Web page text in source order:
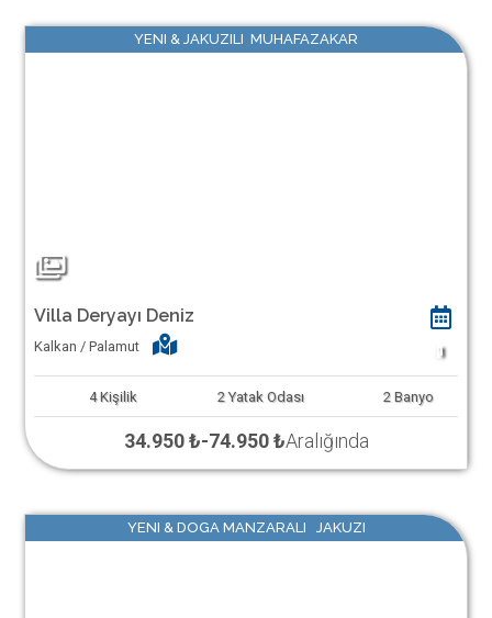
YENI & JAKUZILI MUHAFAZAKAR
Villa Deryayı Deniz
Kalkan / Palamut 1
4 Kişilik 2 Yatak Odası 2 Banyo
34.950 ₺-74.950 ₺Aralığında
YENI & DOGA MANZARALI JAKUZI